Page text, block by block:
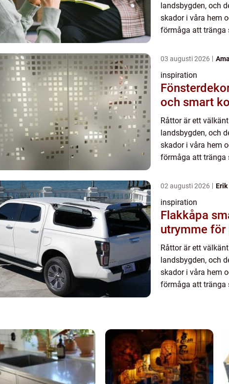
landsbygden, och
skador i våra hem
förmåga att tränga
03 augusti 2026
inspiration
och smart
Råttor är ett
landsbygden, och
skador i våra hem
förmåga att tränga
02 augusti 2026 Erik
inspiration
Flakkåpa smart skydd och extra
utrymme för
Råttor är ett
landsbygden, och
skador i våra hem
förmåga att tränga